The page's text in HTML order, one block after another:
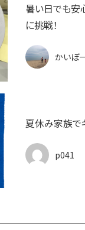
暑い日でも安
に挑戦！
かいぼ
夏休み家族で
p041